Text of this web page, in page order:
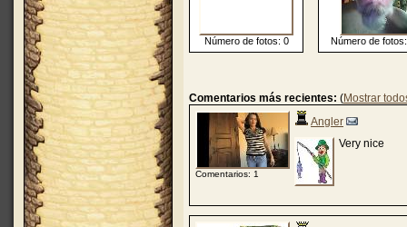
Número de fotos: 0 Número de
Comentarios más recientes: (Mostrar
Comentarios: 1
Angler
Very nice